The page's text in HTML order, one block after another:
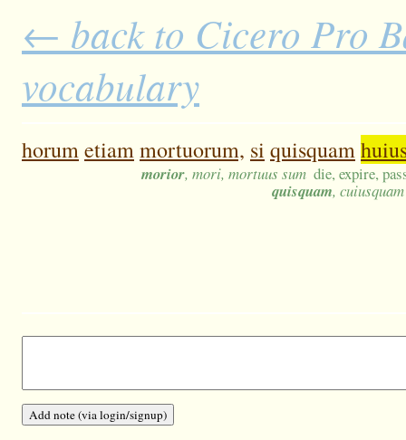
← back to Cicero Pro
vocabulary
horumetiammortuorum, si quisquam
morior, mori, mortuus sum die, expire,
quisquam, cuiusquam